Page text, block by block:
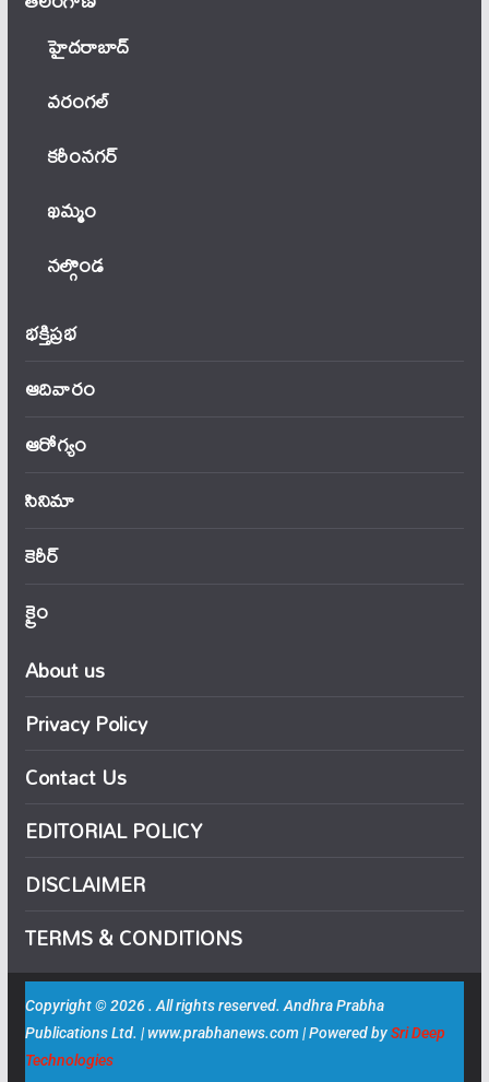
హైదరాబాద్
వ‌రంగ‌ల్
కరీంనగర్
ఖ‌మ్మం
నల్గొండ
భక్తిప్రభ
ఆదివారం
ఆరోగ్యం
సినిమా
కెరీర్
క్రైం
About us
Privacy Policy
Contact Us
EDITORIAL POLICY
DISCLAIMER
TERMS & CONDITIONS
Copyright © 2026 . All rights reserved. Andhra Prabha
Publications Ltd. | www.prabhanews.com | Powered bySri Deep
Technologies